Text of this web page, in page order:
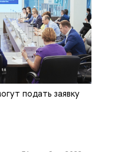
подать заявку